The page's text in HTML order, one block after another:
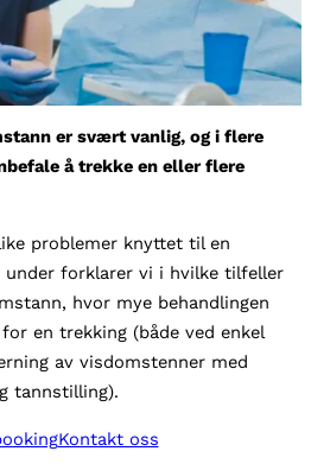
er svært vanlig, og i flere
å trekke en eller flere
problemer knyttet til en
forklarer vi i hvilke tilfeller
hvor mye behandlingen
en trekking (både ved enkel
av visdomstenner med
tannstilling).
Kontakt oss